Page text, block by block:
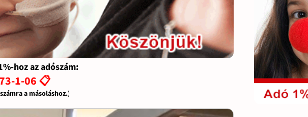
hoz az adószám:
1-06 📋
a másoláshoz.)